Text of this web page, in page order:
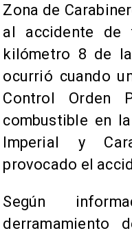
Zona de
al accidente de
kilómetro 8 de
ocurrió cuando
Control Orden
combustible en
Imperial y
provocado el
​Según
derramamiento